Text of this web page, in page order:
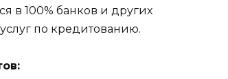
в 100% банков и других
по кредитованию.